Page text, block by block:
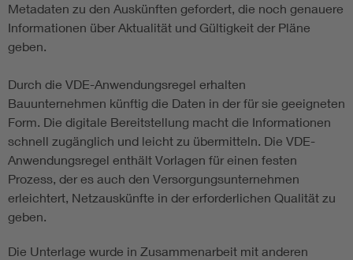
Metadaten zu den Auskünften gefordert, die noch genauere
Informationen über Aktualität und Gültigkeit der Pläne
geben.
Durch die VDE-Anwendungsregel erhalten
Bauunternehmen künftig die Daten in der für sie geeigneten
Form. Die digitale Bereitstellung macht die Informationen
schnell zugänglich und leicht zu übermitteln. Die VDE-
Anwendungsregel enthält Vorlagen für einen festen
Prozess, der es auch den Versorgungsunternehmen
erleichtert, Netzauskünfte in der erforderlichen Qualität zu
geben.
Die Unterlage wurde in Zusammenarbeit mit anderen